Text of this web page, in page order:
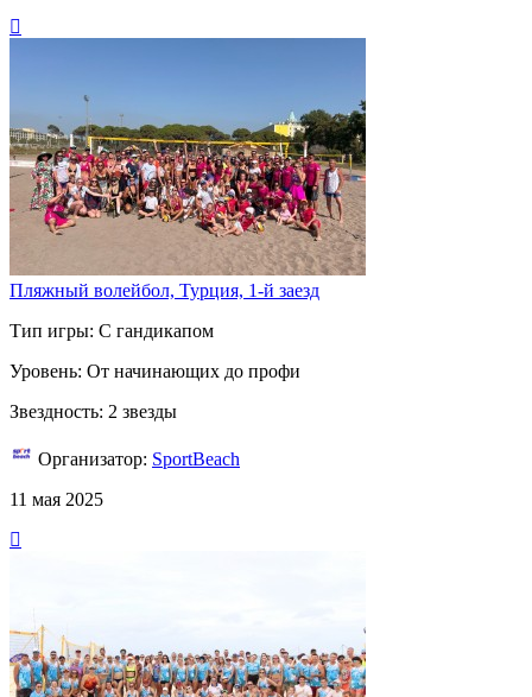
Пляжный волейбол, Турция, 1-й заезд
Тип игры: С гандикапом
Уровень: От начинающих до профи
Звездность: 2 звезды
Организатор: SportBeach
11 мая 2025